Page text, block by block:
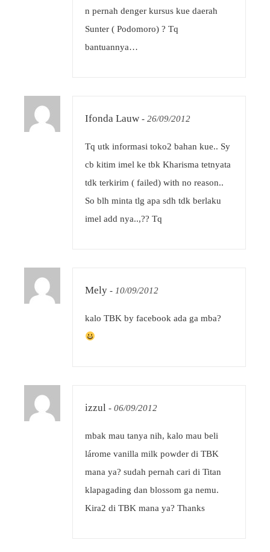
n pernah denger kursus kue daerah
Sunter ( Podomoro) ? Tq
bantuannya…
Ifonda Lauw - 26/09/2012
Tq utk informasi toko2 bahan kue.. Sy
cb kitim imel ke tbk Kharisma tetnyata
tdk terkirim ( failed) with no reason..
So blh minta tlg apa sdh tdk berlaku
imel add nya..,?? Tq
Mely - 10/09/2012
kalo TBK by facebook ada ga mba?
izzul - 06/09/2012
mbak mau tanya nih, kalo mau beli
lárome vanilla milk powder di TBK
mana ya? sudah pernah cari di Titan
klapagading dan blossom ga nemu.
Kira2 di TBK mana ya? Thanks